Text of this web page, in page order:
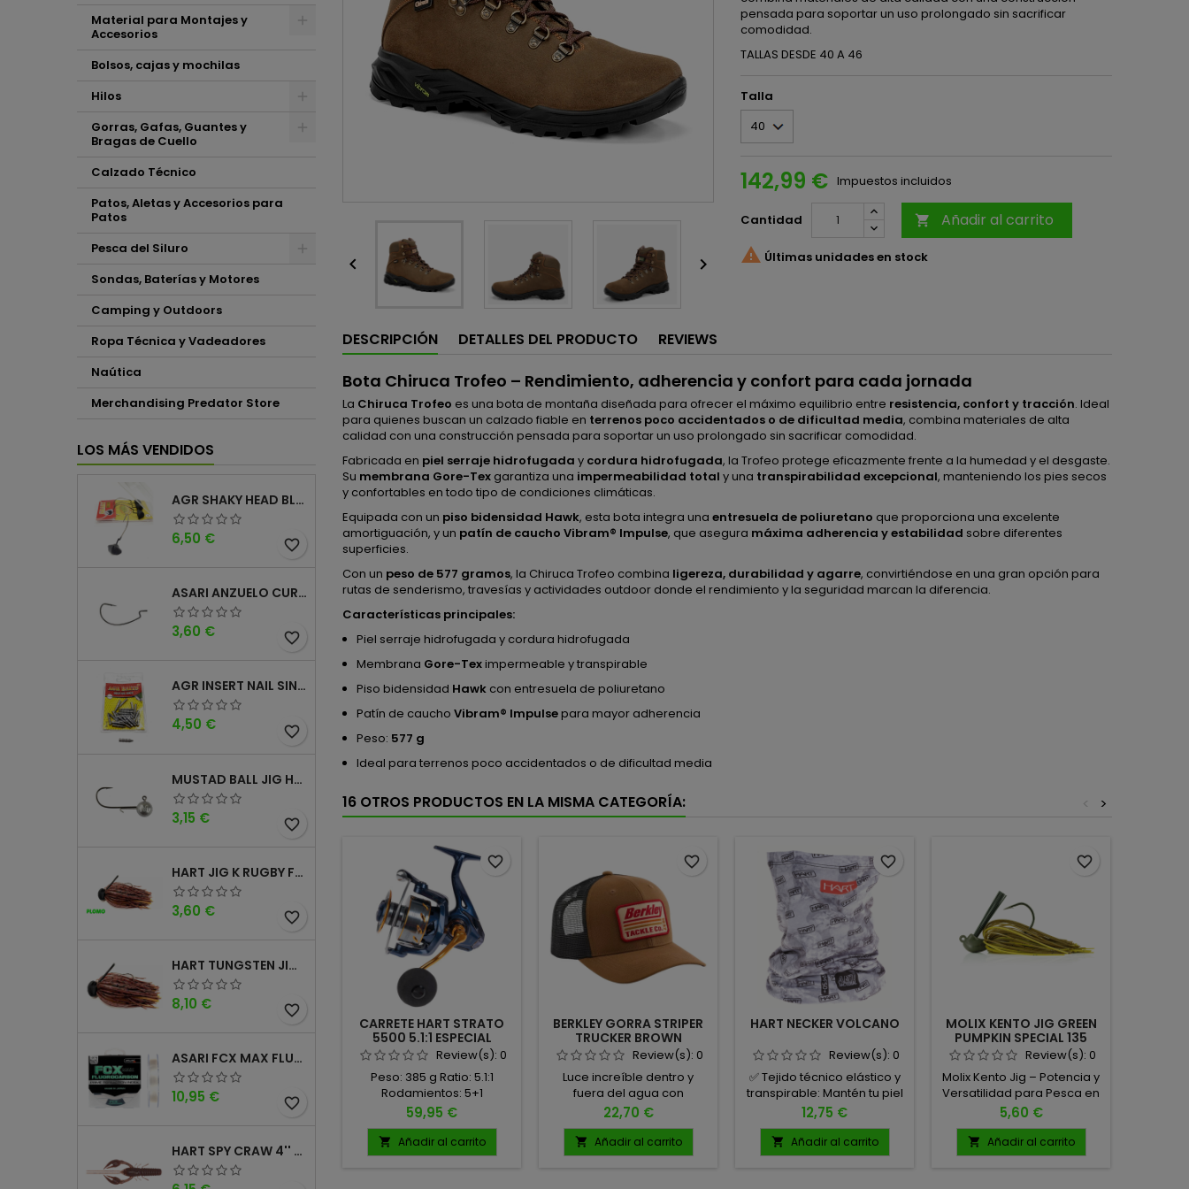
Material para Montajes y
Accesorios
Bolsos, cajas y mochilas
Hilos
Gorras, Gafas, Guantes y
Bragas de Cuello
Calzado Técnico
Patos, Aletas y Accesorios para
Patos
Pesca del Siluro
Sondas, Baterías y Motores
Camping y Outdoors
Ropa Técnica y Vadeadores
Naútica
Merchandising Predator Store
LOS MÁS VENDIDOS
AGR SHAKY HEAD BLACK 4PK
Precio
6,50 € favorite_border
ASARI ANZUELO CURVO CAROLINA WORM
Precio
3,60 € favorite_border
AGR INSERT NAIL SINKER
Precio
4,50 € favorite_border
MUSTAD BALL JIG HEAD KEEPER
Precio
3,15 € favorite_border
HART JIG K RUGBY FOOTBALL DM
Precio
3,60 € favorite_border
HART TUNGSTEN JIG T FOOTBALL DM
Precio
8,10 € favorite_border
ASARI FCX MAX FLUOROCARBONO 100% 100MTS
Precio
10,95 € favorite_border
HART SPY CRAW 4'' CINNAMON PURPLE
 
pensada para soportar un uso prolongado sin sacrificar
comodidad.
TALLAS DESDE 40 A 46
Talla
142,99 € Impuestos incluidos
Cantidad  Añadir al carrito
 Últimas unidades en stock
DESCRIPCIÓN DETALLES DEL PRODUCTO REVIEWS
Bota Chiruca Trofeo – Rendimiento, adherencia y confort para cada jornada
La Chiruca Trofeo es una bota de montaña diseñada para ofrecer el máximo equilibrio entre resistencia, confort y tracción. Ideal
para quienes buscan un calzado fiable en terrenos poco accidentados o de dificultad media, combina materiales de alta
calidad con una construcción pensada para soportar un uso prolongado sin sacrificar comodidad.
Fabricada en piel serraje hidrofugada y cordura hidrofugada, la Trofeo protege eficazmente frente a la humedad y el desgaste.
Su membrana Gore-Tex garantiza una impermeabilidad total y una transpirabilidad excepcional, manteniendo los pies secos
y confortables en todo tipo de condiciones climáticas.
Equipada con un piso bidensidad Hawk, esta bota integra una entresuela de poliuretano que proporciona una excelente
amortiguación, y un patín de caucho Vibram® Impulse, que asegura máxima adherencia y estabilidad sobre diferentes
superficies.
Con un peso de 577 gramos, la Chiruca Trofeo combina ligereza, durabilidad y agarre, convirtiéndose en una gran opción para
rutas de senderismo, travesías y actividades outdoor donde el rendimiento y la seguridad marcan la diferencia.
Características principales:
Piel serraje hidrofugada y cordura hidrofugada
Membrana Gore-Teximpermeable y transpirable
Piso bidensidad Hawk con entresuela de poliuretano
Patín de caucho Vibram® Impulsepara mayor adherencia
Peso: 577 g
Ideal para terrenos poco accidentados o de dificultad media
16 OTROS PRODUCTOS EN LA MISMA CATEGORÍA: >
<
CARRETE HART STRATO
5500 5.1:1 ESPECIAL
SILUROReview(s): 0
Peso: 385 g Ratio: 5.1:1
Rodamientos: 5+1
Capacidad: 0,35/240
Potencia de freno: 17Kg
Precio
59,95 €
 Añadir al carrito
favorite_border
BERKLEY GORRA STRIPER
TRUCKER BROWN
CHARCOALReview(s): 0
Luce increíble dentro y
fuera del agua con
la Berkley Striper Trucker
Cap. Su diseño clásico y
funcionalidad moderna la
convierten en el
Precio
22,70 €
 Añadir al carrito
favorite_border
HART NECKER VOLCANO
Review(s): 0
✅ Tejido técnico elástico y
transpirable: Mantén tu piel
seca y fresca incluso en los
días más calurosos.
☀️ Tratamiento UPF+50:
Protección eficaz contra los
Precio
12,75 €
 Añadir al carrito
favorite_border
MOLIX KENTO JIG GREEN
PUMPKIN SPECIAL 135
Review(s): 0
Molix Kento Jig – Potencia y
Versatilidad para Pesca en
Vegetación y Fondos
Rocosos El Kento Jig es un
señuelo versátil, diseñado
para ofrecer un
Precio
5,60 €
 Añadir al carrito
favorite_border